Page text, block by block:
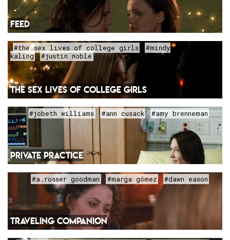
FEED
#the sex lives of college girls
#mindy
kaling
#justin noble
THE SEX LIVES OF COLLEGE GIRLS
#jobeth williams #ann cusack #amy brenneman
PRIVATE PRACTICE
#a.rosser goodman #marga gómez #dawn eason
TRAVELING COMPANION